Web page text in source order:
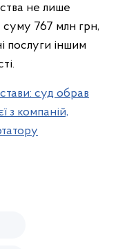
не лише
суму 767 млн грн,
послуги іншим
суд обрав
з компаній,